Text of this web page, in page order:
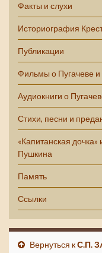
Факты и слухи
Историография
Публикации
Фильмы о Пугачеве и
Аудиокниги о
Стихи, песни и
«Капитанская
Пушкина
Память
Ссылки
Вернуться кС.П.